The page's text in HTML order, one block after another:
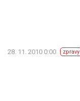
28. 11. 2010 0:00 zpravy